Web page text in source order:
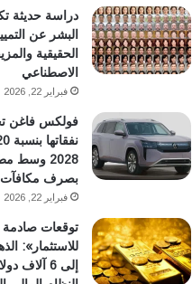
دراسة حديثة
البشر عن
الحقيقية
الاصطناعي
فبراير 22, 2026
فولكس فاغن
2028 وسط
بصرف مكافآت
فبراير 22, 2026
توقعات
للاستثمار»:
إلى 6 آلاف